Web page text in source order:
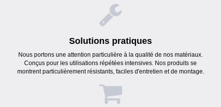
Solutions pratiques
Nous portons une attention particulière à la qualité de nos matériaux.
Conçus pour les utilisations répétées intensives. Nos produits se
montrent particulièrement résistants, faciles d'entretien et de montage.